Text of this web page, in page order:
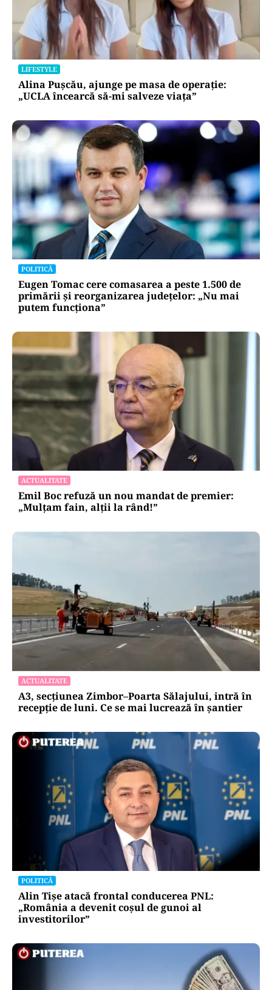
LIFESTYLE
Alina Pușcău, ajunge pe masa de operație:
„UCLA încearcă să-mi salveze viața”
POLITICĂ
Eugen Tomac cere comasarea a peste 1.500 de
primării și reorganizarea județelor: „Nu mai
putem funcționa”
ACTUALITATE
Emil Boc refuză un nou mandat de premier:
„Mulțam fain, alții la rând!”
ACTUALITATE
A3, secțiunea Zimbor–Poarta Sălajului, intră în
recepție de luni. Ce se mai lucrează în șantier
POLITICĂ
Alin Tișe atacă frontal conducerea PNL:
„România a devenit coșul de gunoi al
investitorilor”